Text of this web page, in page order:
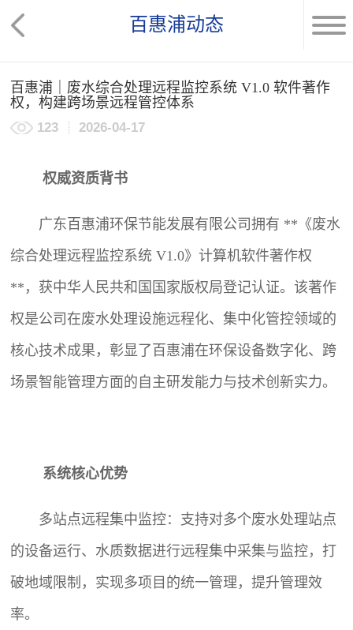
百惠浦动态
百惠浦｜废水综合处理远程监控系统 V1.0 软件著作
权，构建跨场景远程管控体系
123 2026-04-17
权威资质背书
广东百惠浦环保节能发展有限公司拥有 **《废水
综合处理远程监控系统 V1.0》计算机软件著作权
**，获中华人民共和国国家版权局登记认证。该著作
权是公司在废水处理设施远程化、集中化管控领域的
核心技术成果，彰显了百惠浦在环保设备数字化、跨
场景智能管理方面的自主研发能力与技术创新实力。
系统核心优势
多站点远程集中监控：支持对多个废水处理站点
的设备运行、水质数据进行远程集中采集与监控，打
破地域限制，实现多项目的统一管理，提升管理效
率。